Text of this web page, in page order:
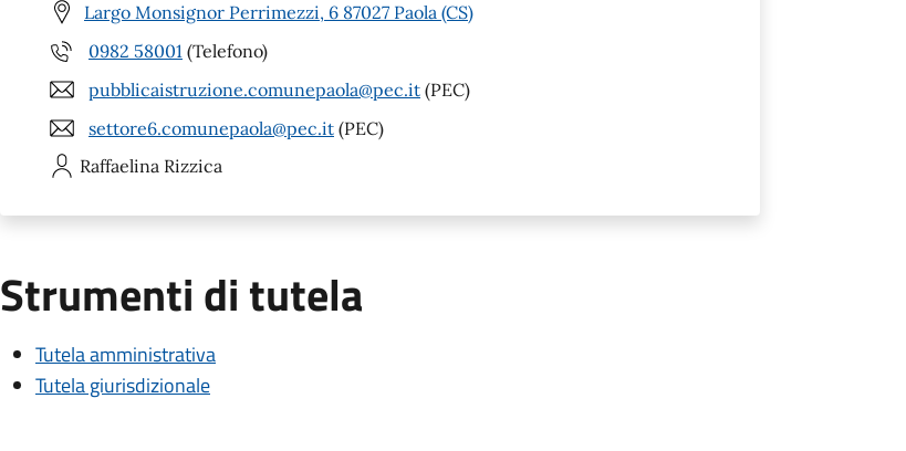
Largo Monsignor Perrimezzi, 6 87027 Paola (CS)
0982 58001 (Telefono)
pubblicaistruzione.comunepaola@pec.it (PEC)
settore6.comunepaola@pec.it (PEC)
Raffaelina Rizzica
Strumenti di tutela
Tutela amministrativa
Tutela giurisdizionale